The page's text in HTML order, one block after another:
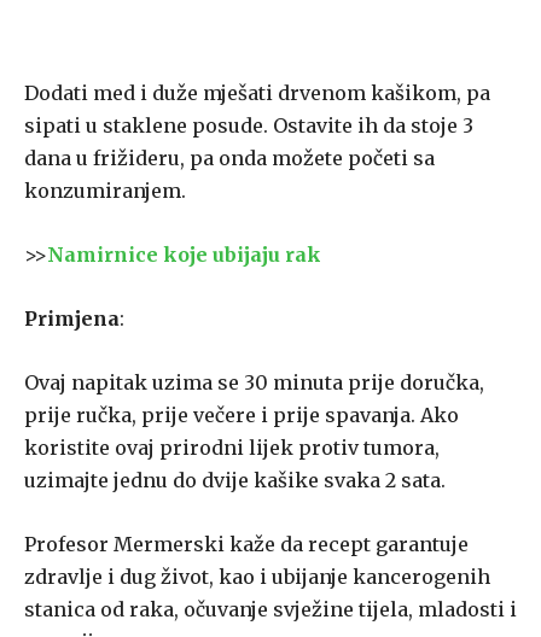
Dodati med i duže mješati drvenom kašikom, pa
sipati u staklene posude. Ostavite ih da stoje 3
dana u frižideru, pa onda možete početi sa
konzumiranjem.
>>Namirnice koje ubijaju rak
Primjena:
Ovaj napitak uzima se 30 minuta prije doručka,
prije ručka, prije večere i prije spavanja. Ako
koristite ovaj prirodni lijek protiv tumora,
uzimajte jednu do dvije kašike svaka 2 sata.
Profesor Mermerski kaže da recept garantuje
zdravlje i dug život, kao i ubijanje kancerogenih
stanica od raka, očuvanje svježine tijela, mladosti i